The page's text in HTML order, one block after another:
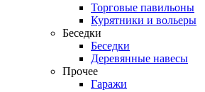
Торговые павильоны
Курятники и вольеры
Беседки
Беседки
Деревянные навесы
Прочее
Гаражи